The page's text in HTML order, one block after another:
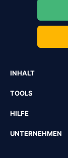
INHALT
TOOLS
HILFE
UNTERNEHMEN